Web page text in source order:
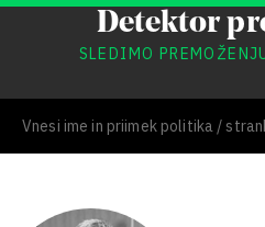
Detektor
SLEDIMO